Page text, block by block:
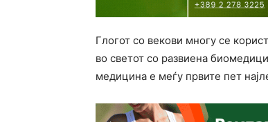
Глогот со векови многу се
во светот со развиена
медицина е меѓу првите пет